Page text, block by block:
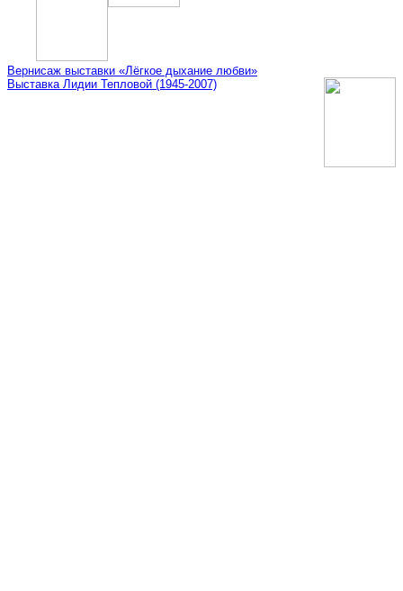
Вернисаж выставки «Лёгкое дыхание любви»
Выставка Лидии Тепловой (1945-2007)